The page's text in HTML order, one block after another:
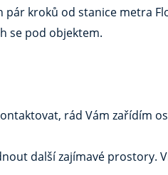
kroků od stanice metra
se pod objektem.
rád Vám zařídím
další zajímavé prostory.